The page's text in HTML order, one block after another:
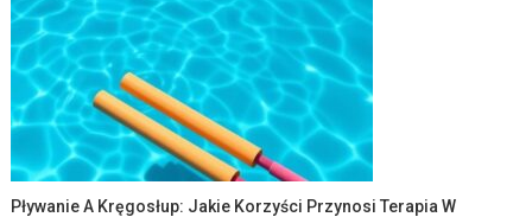
Pływanie A Kręgosłup: Jakie Korzyści Przynosi Terapia W